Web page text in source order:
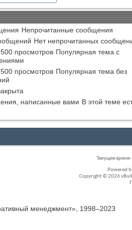
Непрочитанные сообщения
Нет непрочитанных
Популярная тема с
Популярная тема без
В этой теме
Текущее время:
Powered
Copyright © 2026
менеджмент», 1998–2023